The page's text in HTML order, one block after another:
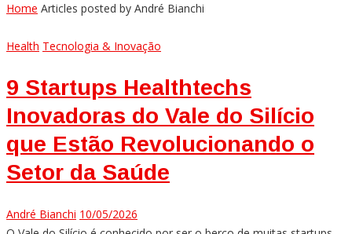
Home Articles posted by André Bianchi
Health Tecnologia & Inovação
9 Startups Healthtechs
Inovadoras do Vale do Silício
que Estão Revolucionando o
Setor da Saúde
André Bianchi 10/05/2026